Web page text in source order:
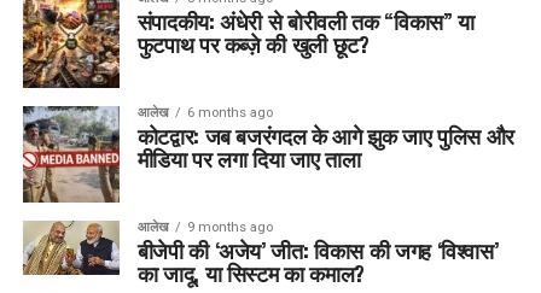
संपादकीय: अंधेरी से बोरीवली तक “विकास” या
फुटपाथ पर कब्ज़े की खुली छूट?
आलेख 6 months ago
कोटद्वार: जब बजरंगदल के आगे झुक जाए पुलिस और
मीडिया पर लगा दिया जाए ताला
आलेख 9 months ago
बीजेपी की ‘अजेय’ जीत: विकास की जगह ‘विश्वास’
का जादू, या सिस्टम का कमाल?